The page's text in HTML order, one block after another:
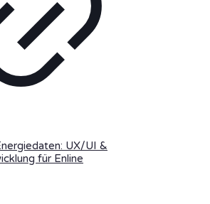
UX/UI &
für Enline